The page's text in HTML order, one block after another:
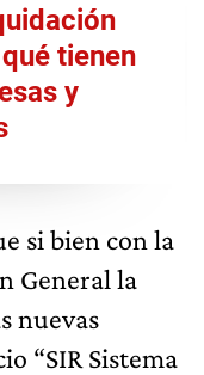
tienen
y
si bien con la
General la
nuevas
“SIR Sistema